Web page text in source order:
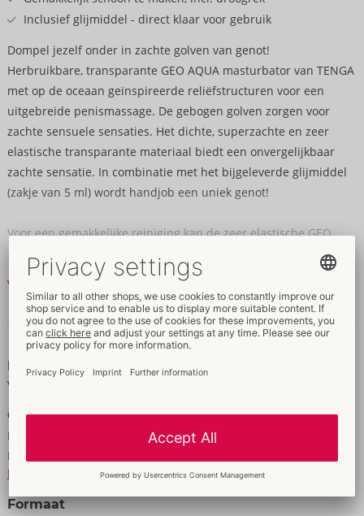
Inclusief glijmiddel - direct klaar voor gebruik
Dompel jezelf onder in zachte golven van genot!
Herbruikbare, transparante GEO AQUA masturbator van TENGA
met op de oceaan geïnspireerde reliëfstructuren voor een
uitgebreide penismassage. De gebogen golven zorgen voor
zachte sensuele sensaties. Het dichte, superzachte en zeer
elastische transparante materiaal biedt een onvergelijkbaar
zachte sensatie. In combinatie met het bijgeleverde glijmiddel
(zakje van 5 ml) wordt handjob een uniek genot!
Voor een gemakkelijke reiniging kan de zeer elastische GEO
afgespoeld onder helder water. De masturbator kan hygiënisch
gedroogd worden op het droogrekje dat geïntegreerd is in de
stijlvolle verpakkingsdoos.
10,8 x 10,8 x 10,6 cm (zeer elastisch).
Gewicht 340 g.
Verder lezen
Gegevens en kenmerken
Kenmerken
Voor mannen
Gegevens
Kleur:
Materiaal:
Naar de materiële informatie
Formaat